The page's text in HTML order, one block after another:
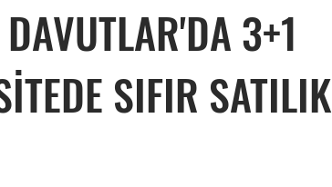
3+1
SIFIR SATILIK